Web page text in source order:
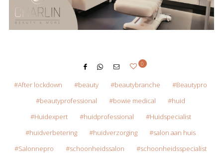
0
After lockdown beauty beautybranche
Beautypro
beautyprofessional
bowie medical
huid
Huidexpert
huidprofessional
Huidspecialist
huidverbetering
huidverzorging
salon aan huis
Salonnepro
schoonheidssalon
schoonheidsspecialist